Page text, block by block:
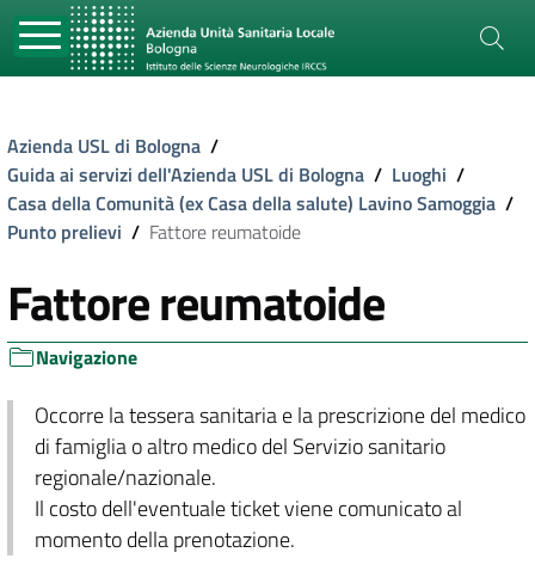
Azienda USL di Bologna /
Guida ai servizi dell'Azienda USL di Bologna / Luoghi /
Casa della Comunità (ex Casa della salute) Lavino Samoggia /
Punto prelievi / Fattore reumatoide
Fattore reumatoide
Navigazione
Occorre la tessera sanitaria e la prescrizione del medico
di famiglia o altro medico del Servizio sanitario
regionale/nazionale.
Il costo dell'eventuale ticket viene comunicato al
momento della prenotazione.